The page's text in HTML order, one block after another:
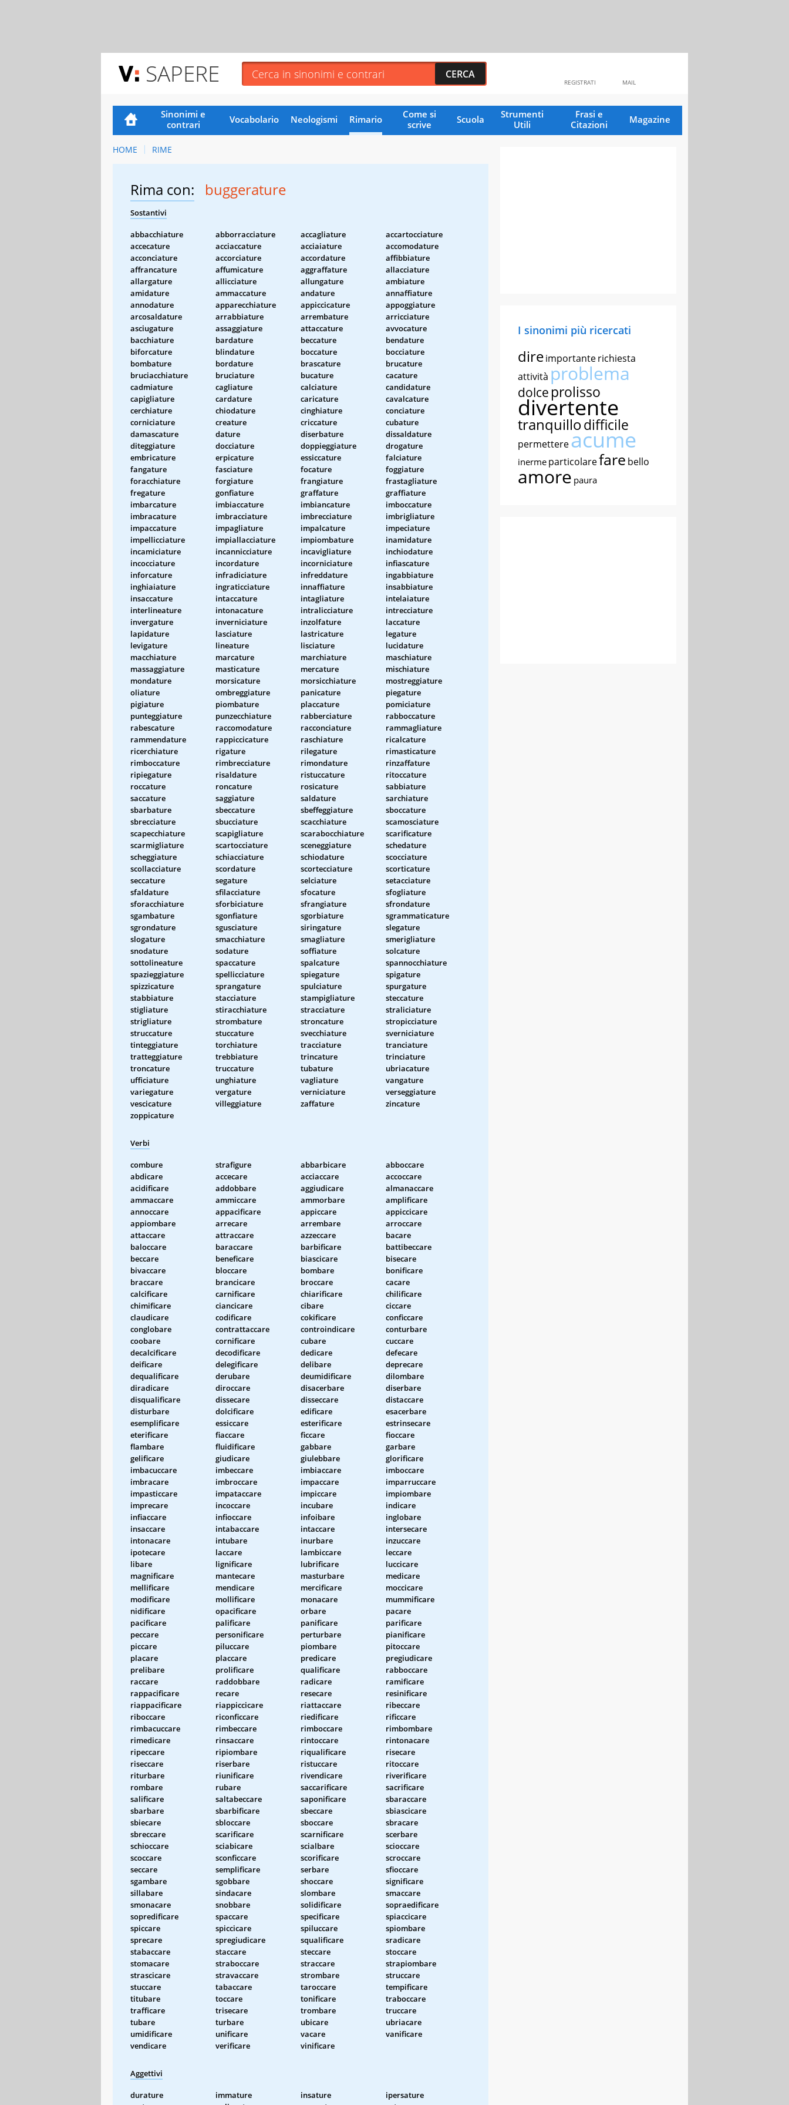
SAPERE MAIL
REGISTRATI
Sinonimi e
contrari
Vocabolario Neologismi Rimario
Come si
scrive
Scuola
Strumenti
Utili
Frasi e
Citazioni
Magazine
HOME RIME
Rima con: buggerature
Sostantivi
abbacchiature abborracciature accagliature
accartocciature
accecature
acciaccature acciaiature
accomodature
acconciature
accorciature accordature
affibbiature
affrancature
affumicature aggraffature
allacciature
allargature
allicciature allungature
ambiature
amidature
ammaccature andature
annaffiature
annodature
apparecchiature appiccicature
appoggiature
arcosaldature
arrabbiature arrembature
arricciature
asciugature
assaggiature attaccature
avvocature
bacchiature
bardature beccature
bendature
biforcature
blindature boccature
bocciature
bombature
bordature brascature
brucature
bruciacchiature
bruciature bucature
cacature
cadmiature
cagliature calciature
candidature
capigliature
cardature caricature
cavalcature
cerchiature
chiodature cinghiature
conciature
corniciature
creature criccature
cubature
damascature
dature diserbature
dissaldature
diteggiature
docciature doppieggiature
drogature
embricature
erpicature essiccature
falciature
fangature
fasciature focature
foggiature
foracchiature
forgiature frangiature
frastagliature
fregature
gonfiature graffature
graffiature
imbarcature
imbiaccature imbiancature
imboccature
imbracature
imbracciature imbrecciature
imbrigliature
impaccature
impagliature impalcature
impeciature
impellicciature
impiallacciature impiombature
inamidature
incamiciature
incannicciature incavigliature
inchiodature
incocciature
incordature incorniciature
infiascature
inforcature
infradiciature infreddature
ingabbiature
inghiaiature
ingraticciature innaffiature
insabbiature
insaccature
intaccature intagliature
intelaiature
interlineature
intonacature intralicciature
intrecciature
invergature
inverniciature inzolfature
laccature
lapidature
lasciature lastricature
legature
levigature
lineature lisciature
lucidature
macchiature
marcature marchiature
maschiature
massaggiature
masticature mercature
mischiature
mondature
morsicature morsicchiature
mostreggiature
oliature
ombreggiature panicature
piegature
pigiature
piombature placcature
pomiciature
punteggiature
punzecchiature rabberciature
rabboccature
rabescature
raccomodature racconciature
rammagliature
rammendature
rappiccicature raschiature
ricalcature
ricerchiature
rigature rilegature
rimasticature
rimboccature
rimbrecciature rimondature
rinzaffature
ripiegature
risaldature ristuccature
ritoccature
roccature
roncature rosicature
sabbiature
saccature
saggiature saldature
sarchiature
sbarbature
sbeccature sbeffeggiature
sboccature
sbrecciature
sbucciature scacchiature
scamosciature
scapecchiature
scapigliature scarabocchiature
scarificature
scarmigliature
scartocciature sceneggiature
schedature
scheggiature
schiacciature schiodature
scocciature
scollacciature
scordature scortecciature
scorticature
seccature
segature selciature
setacciature
sfaldature
sfilacciature sfocature
sfogliature
sforacchiature
sforbiciature sfrangiature
sfrondature
sgambature
sgonfiature sgorbiature
sgrammaticature
sgrondature
sgusciature siringature
slegature
slogature
smacchiature smagliature
smerigliature
snodature
sodature soffiature
solcature
sottolineature
spaccature spalcature
spannocchiature
spazieggiature
spellicciature spiegature
spigature
spizzicature
sprangature spulciature
spurgature
stabbiature
stacciature stampigliature
steccature
stigliature
stiracchiature stracciature
straliciature
strigliature
strombature stroncature
stropicciature
struccature
stuccature svecchiature
sverniciature
tinteggiature
torchiature tracciature
tranciature
tratteggiature
trebbiature trincature
trinciature
troncature
truccature tubature
ubriacature
ufficiature
unghiature vagliature
vangature
variegature
vergature verniciature
verseggiature
vescicature
villeggiature zaffature
zincature
zoppicature
Verbi
combure strafigure abbarbicare
abboccare
abdicare
accecare acciaccare
accoccare
acidificare
addobbare aggiudicare
almanaccare
ammaccare
ammiccare ammorbare
amplificare
annoccare
appacificare appiccare
appiccicare
appiombare
arrecare arrembare
arroccare
attaccare
attraccare azzeccare
bacare
baloccare
baraccare barbificare
battibeccare
beccare
beneficare biascicare
bisecare
bivaccare
bloccare bombare
bonificare
braccare
brancicare broccare
cacare
calcificare
carnificare chiarificare
chilificare
chimificare
ciancicare cibare
ciccare
claudicare
codificare cokificare
conficcare
conglobare
contrattaccare controindicare
conturbare
coobare
cornificare cubare
cuccare
decalcificare
decodificare dedicare
defecare
deificare
delegificare delibare
deprecare
dequalificare
derubare deumidificare
dilombare
diradicare
diroccare disacerbare
diserbare
disqualificare
dissecare disseccare
distaccare
disturbare
dolcificare edificare
esacerbare
esemplificare
essiccare esterificare
estrinsecare
eterificare
fiaccare ficcare
fioccare
flambare
fluidificare gabbare
garbare
gelificare
giudicare giulebbare
glorificare
imbacuccare
imbeccare imbiaccare
imboccare
imbracare
imbroccare impaccare
imparruccare
impasticcare
impataccare impiccare
impiombare
imprecare
incoccare incubare
indicare
infiaccare
infioccare infoibare
inglobare
insaccare
intabaccare intaccare
intersecare
intonacare
intubare inurbare
inzuccare
ipotecare
laccare lambiccare
leccare
libare
lignificare lubrificare
luccicare
magnificare
mantecare masturbare
medicare
mellificare
mendicare mercificare
moccicare
modificare
mollificare monacare
mummificare
nidificare
opacificare orbare
pacare
pacificare
palificare panificare
parificare
peccare
personificare perturbare
pianificare
piccare
piluccare piombare
pitoccare
placare
placcare predicare
pregiudicare
prelibare
prolificare qualificare
rabboccare
raccare
raddobbare radicare
ramificare
rappacificare
recare resecare
resinificare
riappacificare
riappiccicare riattaccare
ribeccare
riboccare
riconficcare riedificare
rificcare
rimbacuccare
rimbeccare rimboccare
rimbombare
rimedicare
rinsaccare rintoccare
rintonacare
ripeccare
ripiombare riqualificare
risecare
riseccare
riserbare ristuccare
ritoccare
riturbare
riunificare rivendicare
riverificare
rombare
rubare saccarificare
sacrificare
salificare
saltabeccare saponificare
sbaraccare
sbarbare
sbarbificare sbeccare
sbiascicare
sbiecare
sbloccare sboccare
sbracare
sbreccare
scarificare scarnificare
scerbare
schioccare
sciabicare scialbare
scioccare
scoccare
sconficcare scorificare
scroccare
seccare
semplificare serbare
sfioccare
sgambare
sgobbare shoccare
significare
sillabare
sindacare slombare
smaccare
smonacare
snobbare solidificare
sopraedificare
sopredificare
spaccare specificare
spiaccicare
spiccare
spiccicare spiluccare
spiombare
sprecare
spregiudicare squalificare
sradicare
stabaccare
staccare steccare
stoccare
stomacare
straboccare straccare
strapiombare
strascicare
stravaccare strombare
struccare
stuccare
tabaccare taroccare
tempificare
titubare
toccare tonificare
traboccare
trafficare
trisecare trombare
truccare
tubare
turbare ubicare
ubriacare
umidificare
unificare vacare
vanificare
vendicare
verificare vinificare
Aggettivi
durature immature insature
ipersature
I sinonimi più ricercati
direimportanterichiesta
attività problema
dolce prolisso
divertente
tranquillodifficile
permettereacume
inerme particolarefare bello
amore paura